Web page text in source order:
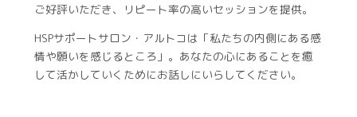
ご好評いただき、リピート率の高いセッションを提供。
HSPサポートサロン・アルトコは「私たちの内側にある感
情や願いを感じるところ」。あなたの心にあることを癒
して活かしていくためにお話しにいらしてください。